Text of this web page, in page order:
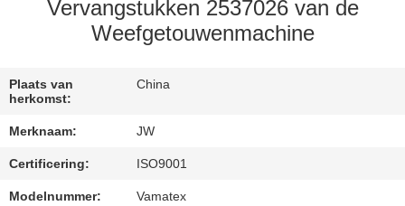
NIEUWS
EEN
Vervangstukken 2537026 van de
Weefgetouwenmachine
Plaats van
herkomst:
China
Merknaam: JW
Certificering: ISO9001
Modelnummer: Vamatex